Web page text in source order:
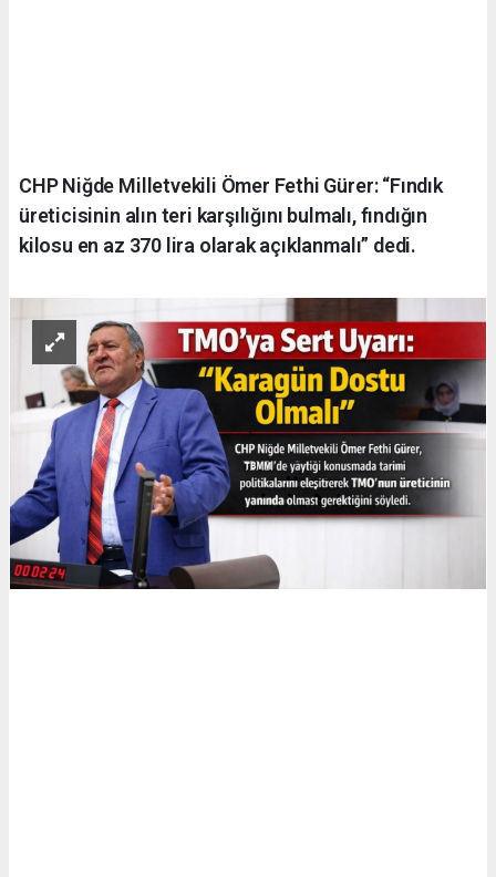
CHP Niğde Milletvekili Ömer Fethi Gürer: “Fındık
üreticisinin alın teri karşılığını bulmalı, fındığın
kilosu en az 370 lira olarak açıklanmalı” dedi.